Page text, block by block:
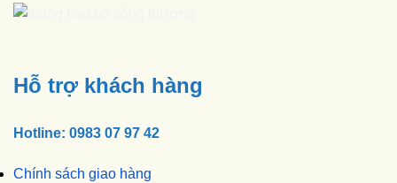
Hỗ trợ khách hàng
Hotline: 0983 07 97 42
Chính sách giao hàng